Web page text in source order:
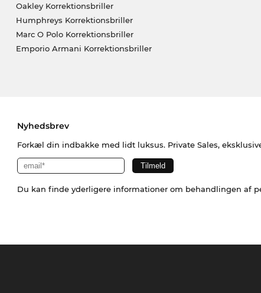
Oakley Korrektionsbriller
Humphreys Korrektionsbriller
Marc O Polo Korrektionsbriller
Emporio Armani Korrektionsbriller
Nyhedsbrev
Forkæl din indbakke med lidt luksus. Private Sales,
Du kan finde yderligere informationer om behandlingen af